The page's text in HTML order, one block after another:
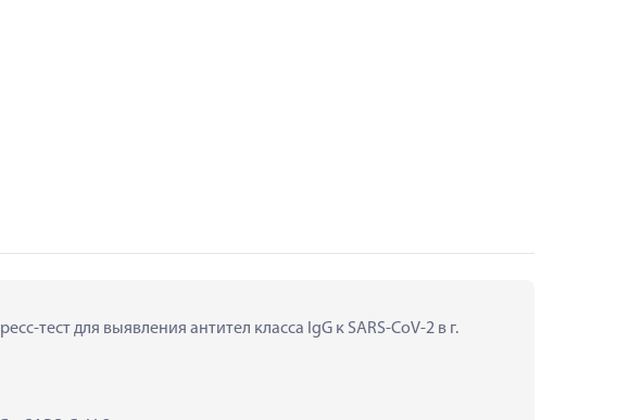
тест для выявления антител класса IgG к SARS-CoV-2 в г.